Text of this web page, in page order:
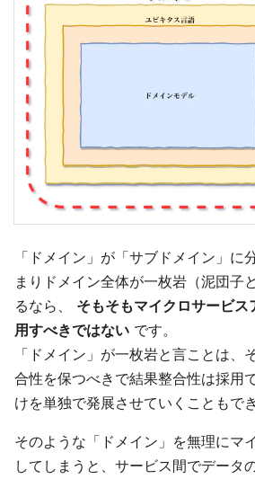
「ドメイン」が「サブドメイン」に
まりドメイン全体が一枚岩（泥団子
るなら、 そもそもマイクロサービ
用すべきではない です。
「ドメイン」が一枚岩と言ことは、
合性を保つべきで結果整合性は採用
けを単独で発展させていくこともで
そのような「ドメイン」を無理にマ
してしまうと、サービス間でデータ